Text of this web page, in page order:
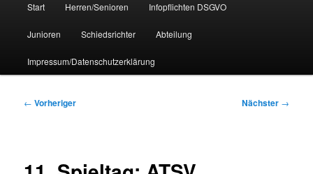
Start Herren/Senioren Infopflichten DSGVO
Junioren Schiedsrichter Abteilung
Impressum/Datenschutzerklärung
Beitragsnavigation
← Vorheriger Nächster →